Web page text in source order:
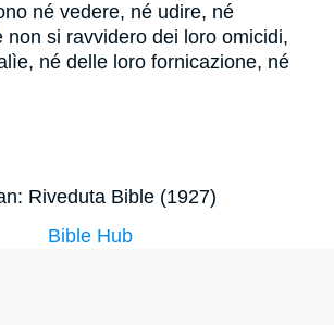
né vedere, né udire, né
non si ravvidero dei loro omicidi,
né delle loro fornicazione, né
Riveduta Bible (1927)
Bible Hub